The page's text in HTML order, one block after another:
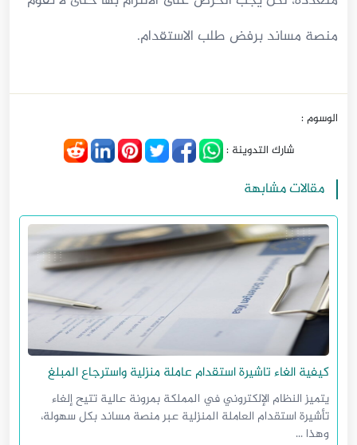
منصة مساند برفض طلب الاستقدام.
الوسوم :
شارك التدوينة :
مقالات مشابهة
كيفية الغاء تاشيرة استقدام عاملة منزلية واسترجاع المبلغ
يتميز النظام الإلكتروني في المملكة بمرونة عالية تتيح إلغاء
تأشيرة استقدام العاملة المنزلية عبر منصة مساند بكل سهولة،
وهذا ...